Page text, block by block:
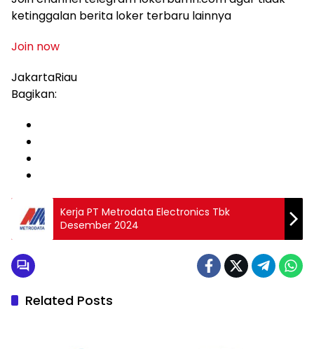
ketinggalan berita loker terbaru lainnya
Join now
JakartaRiau
Bagikan:
Kerja PT Metrodata Electronics Tbk
Desember 2024
Related Posts